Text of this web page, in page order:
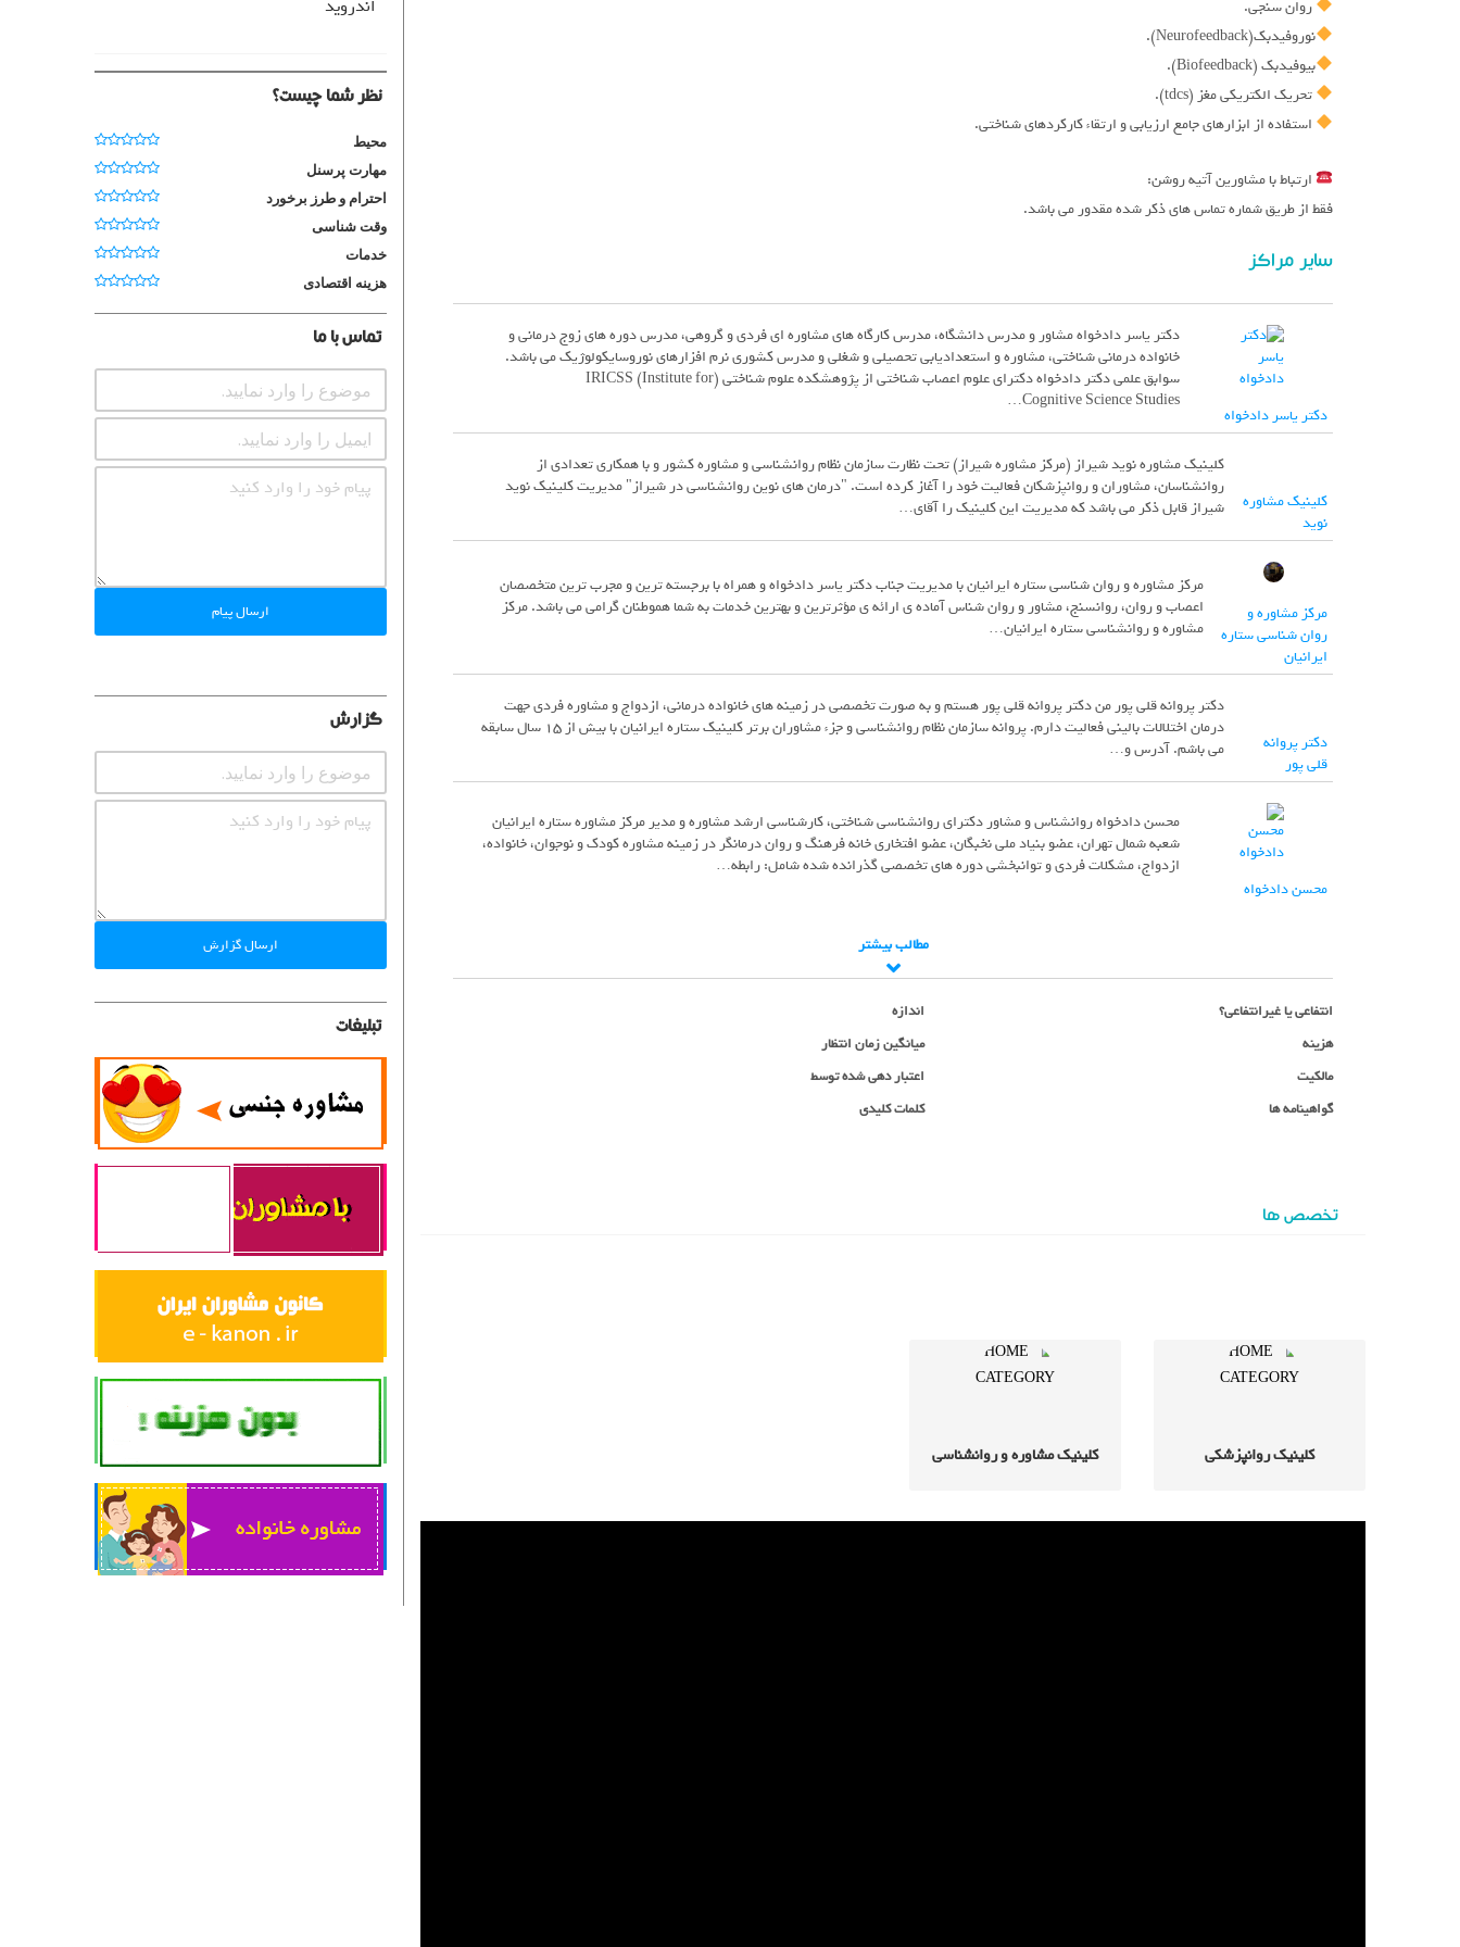
روان سنجی.
نوروفیدبک(Neurofeedback).
بیوفیدبک (Biofeedback).
تحریک الکتریکی مغز (tdcs).
استفاده از ابزارهای جامع ارزیابی و ارتقاء کارکردهای شناختی.
ارتباط با مشاورین آتیه روشن:
فقط از طریق شماره تماس های ذکر شده مقدور می باشد.
سایر مراکز
دکتر یاسر دادخواه
دکتر یاسر دادخواه مشاور و مدرس دانشگاه، مدرس کارگاه های مشاوره ای فردی و گروهی، مدرس دوره های زوج درمانی و
خانواده درمانی شناختی، مشاوره و استعدادیابی تحصیلی و شغلی و مدرس کشوری نرم افزارهای نوروسایکولوژیک می باشد.
سوابق علمی دکتر دادخواه دکترای علوم اعصاب شناختی از پژوهشکده علوم شناختی (IRICSS (Institute for
Cognitive Science Studies…
کلینیک مشاوره
نوید
کلینیک مشاوره نوید شیراز (مرکز مشاوره شیراز) تحت نظارت سازمان نظام روانشناسی و مشاوره کشور و با همکاری تعدادی از
روانشناسان، مشاوران و روانپزشکان فعالیت خود را آغاز کرده است. "درمان های نوین روانشناسی در شیراز" مدیریت کلینیک نوید
شیراز قابل ذکر می باشد که مدیریت این کلینیک را آقای…
مرکز مشاوره و
روان شناسی ستاره
ایرانیان
مرکز مشاوره و روان شناسی ستاره ایرانیان با مدیریت جناب دکتر یاسر دادخواه و همراه با برجسته ترین و مجرب ترین متخصصان
اعصاب و روان، روانسنج، مشاور و روان شناس آماده ی ارائه ی مؤثرترین و بهترین خدمات به شما هموطنان گرامی می باشد. مرکز
مشاوره و روانشناسی ستاره ایرانیان…
دکتر پروانه
قلی پور
دکتر پروانه قلی پور من دکتر پروانه قلی پور هستم و به صورت تخصصی در زمینه های خانواده درمانی، ازدواج و مشاوره فردی جهت
درمان اختلالات بالینی فعالیت دارم. پروانه سازمان نظام روانشناسی و جزء مشاوران برتر کلینیک ستاره ایرانیان با بیش از 15 سال سابقه
می باشم. آدرس و…
محسن دادخواه
محسن دادخواه روانشناس و مشاور دکترای روانشناسی شناختی، کارشناسی ارشد مشاوره و مدیر مرکز مشاوره ستاره ایرانیان
شعبه شمال تهران، عضو بنیاد ملی نخبگان، عضو افتخاری خانه فرهنگ و روان درمانگر در زمینه مشاوره کودک و نوجوان، خانواده،
ازدواج، مشکلات فردی و توانبخشی دوره های تخصصی گذرانده شده شامل: رابطه…
مطالب بیشتر
انتفاعی یا غیرانتفاعی؟
اندازه
هزینه
میانگین زمان انتظار
مالکیت
اعتبار دهی شده توسط
گواهینامه ها
کلمات کلیدی
تخصص ها
کلینیک روانپزشکی کلینیک مشاوره و روانشناسی
اندروید
نظر شما چیست؟
محیط
مهارت پرسنل
احترام و طرز برخورد
وقت شناسی
خدمات
هزینه اقتصادی
تماس با ما
ارسال پیام
گزارش
ارسال گزارش
تبلیغات